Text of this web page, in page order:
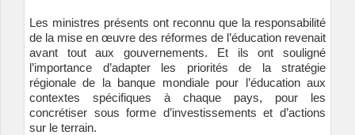
Les ministres présents ont reconnu que la responsabilité
de la mise en œuvre des réformes de l’éducation revenait
avant tout aux gouvernements. Et ils ont souligné
l’importance d’adapter les priorités de la stratégie
régionale de la banque mondiale pour l’éducationaux
contextes spécifiques à chaque pays, pour les
concrétiser sous forme d’investissements et d’actions
sur le terrain.